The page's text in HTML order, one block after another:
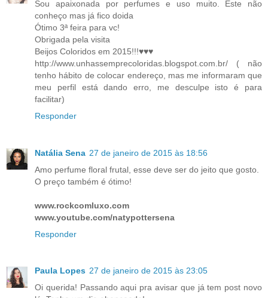
Sou apaixonada por perfumes e uso muito. Este não
conheço mas já fico doida
Ótimo 3ª feira para vc!
Obrigada pela visita
Beijos Coloridos em 2015!!!♥♥♥
http://www.unhassemprecoloridas.blogspot.com.br/ ( não
tenho hábito de colocar endereço, mas me informaram que
meu perfil está dando erro, me desculpe isto é para
facilitar)
Responder
Natália Sena 27 de janeiro de 2015 às 18:56
Amo perfume floral frutal, esse deve ser do jeito que gosto.
O preço também é ótimo!
www.rockcomluxo.com
www.youtube.com/natypottersena
Responder
Paula Lopes 27 de janeiro de 2015 às 23:05
Oi querida! Passando aqui pra avisar que já tem post novo